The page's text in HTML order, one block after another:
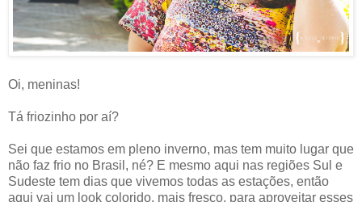
Oi, meninas!
Tá friozinho por aí?
Sei que estamos em pleno inverno, mas tem muito lugar que
não faz frio no Brasil, né? E mesmo aqui nas regiões Sul e
Sudeste tem dias que vivemos todas as estações, então
aqui vai um look colorido, mais fresco, para aproveitar esses